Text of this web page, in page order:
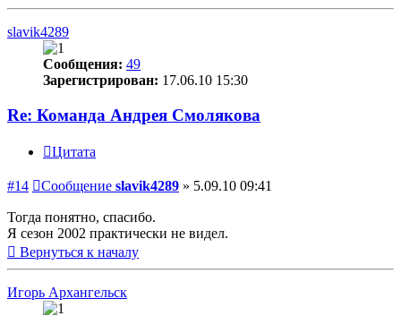
slavik4289
Сообщения: 49
Зарегистрирован: 17.06.10 15:30
Re: Команда Андрея Смолякова
Цитата
#14 Сообщение slavik4289 » 5.09.10 09:41
Тогда понятно, спасибо.
Я сезон 2002 практически не видел.
Вернуться к началу
Игорь Архангельск